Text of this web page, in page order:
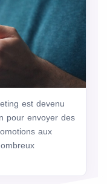
est devenu
pour envoyer des
aux